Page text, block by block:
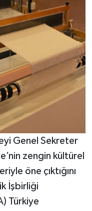
Genel Sekreter
zengin kültürel
öne çıktığını
İşbirliği
Türkiye